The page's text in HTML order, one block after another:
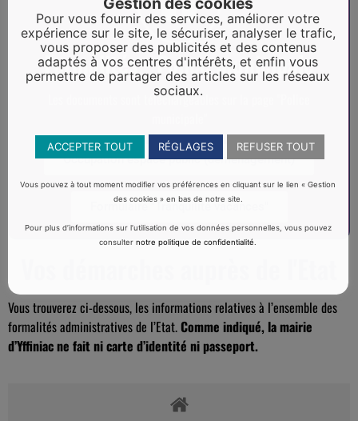
Formalités - Police municipale
Les documents sont téléchargeables sur la page "Police
Occupation espace public (déménagement)
Vous trouverez ci-dessous, les informations relatives à l’ensemble des
formalités administratives de l’Etat.Comme indiqué, la mairie
d’Yffiniac ne fait ni carte d’identité ni passeport.
Pour vous fournir des services, améliorer votre
expérience sur le site, le sécuriser, analyser le trafic,
vous proposer des publicités et des contenus
adaptés à vos centres d'intérêts, et enfin vous
permettre de partager des articles sur les réseaux
sociaux.
ACCEPTER TOUT RÉGLAGES REFUSER TOUT
Vous pouvez à tout moment modifier vos préférences en cliquant sur le lien « Gestion
des cookies » en bas de notre site.
Pour plus d’informations sur l’utilisation de vos données personnelles, vous pouvez
consulternotre politique de confidentialité